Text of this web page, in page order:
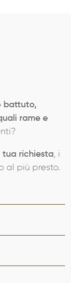
battuto,
rame e
tua richiesta, i
al più presto.